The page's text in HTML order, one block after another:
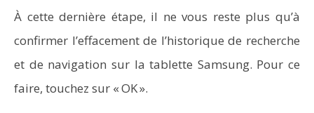
À cette dernière étape, il ne vous reste plus qu’à
confirmer l’effacement de l’historique de recherche
et de navigation sur la tablette Samsung. Pour ce
faire, touchez sur « OK ».